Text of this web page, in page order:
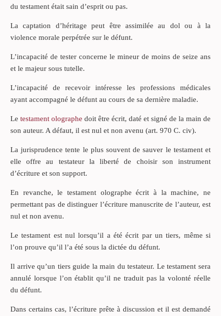
du testament était sain d’esprit ou pas.
La captation d’héritage peut être assimilée au dol ou à la
violence morale perpétrée sur le défunt.
L’incapacité de tester concerne le mineur de moins de seize ans
et le majeur sous tutelle.
L’incapacité de recevoir intéresse les professions médicales
ayant accompagné le défunt au cours de sa dernière maladie.
Le testament olographe doit être écrit, daté et signé de la main de
son auteur. A défaut, il est nul et non avenu (art. 970 C. civ).
La jurisprudence tente le plus souvent de sauver le testament et
elle offre au testateur la liberté de choisir son instrument
d’écriture et son support.
En revanche, le testament olographe écrit à la machine, ne
permettant pas de distinguer l’écriture manuscrite de l’auteur, est
nul et non avenu.
Le testament est nul lorsqu’il a été écrit par un tiers, même si
l’on prouve qu’il l’a été sous la dictée du défunt.
Il arrive qu’un tiers guide la main du testateur. Le testament sera
annulé lorsque l’on établit qu’il ne traduit pas la volonté réelle
du défunt.
Dans certains cas, l’écriture prête à discussion et il est demandé